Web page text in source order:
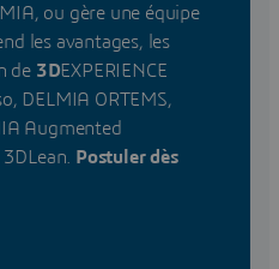
ou gère une équipe
les avantages, les
de 3DEXPERIENCE
DELMIA ORTEMS,
Augmented
Postuler dès